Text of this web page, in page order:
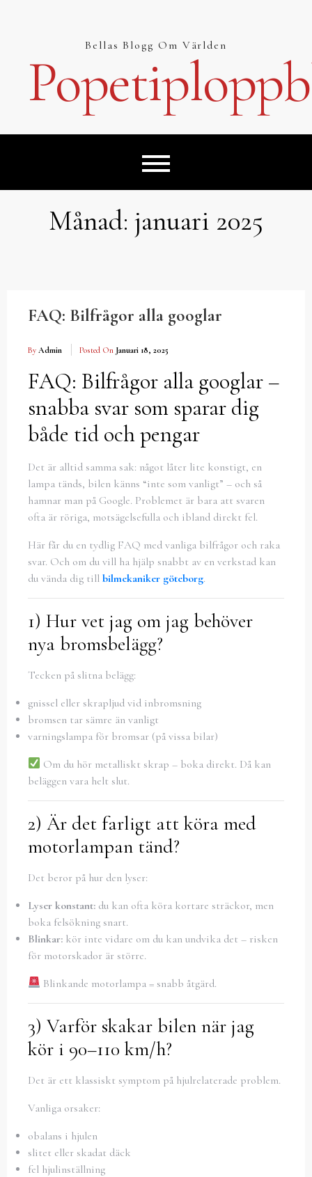
Bellas Blogg Om Världen
Månad: januari 2025
FAQ: Bilfrågor alla googlar
By Admin Posted On Januari 18, 2025
FAQ: Bilfrågor alla googlar –
snabba svar som sparar dig
både tid och pengar
Det är alltid samma sak: något låter lite konstigt, en
lampa tänds, bilen känns “inte som vanligt” – och så
hamnar man på Google. Problemet är bara att svaren
ofta är röriga, motsägelsefulla och ibland direkt fel.
Här får du en tydlig FAQ med vanliga bilfrågor och raka
svar. Och om du vill ha hjälp snabbt av en verkstad kan
du vända dig till bilmekaniker göteborg.
1) Hur vet jag om jag behöver
nya bromsbelägg?
Tecken på slitna belägg:
gnissel eller skrapljud vid inbromsning
bromsen tar sämre än vanligt
varningslampa för bromsar (på vissa bilar)
Om du hör metalliskt skrap – boka direkt. Då kan
beläggen vara helt slut.
2) Är det farligt att köra med
motorlampan tänd?
Det beror på hur den lyser:
Lyser konstant: du kan ofta köra kortare sträckor, men
boka felsökning snart.
Blinkar: kör inte vidare om du kan undvika det – risken
för motorskador är större.
Blinkande motorlampa = snabb åtgärd.
3) Varför skakar bilen när jag
kör i 90–110 km/h?
Det är ett klassiskt symptom på hjulrelaterade problem.
Vanliga orsaker:
obalans i hjulen
slitet eller skadat däck
fel hjulinställning